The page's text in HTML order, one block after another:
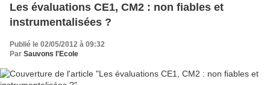
Les évaluations CE1, CM2 : non fiables et
instrumentalisées ?
Publié le 02/05/2012 à 09:32
Par Sauvons l'Ecole